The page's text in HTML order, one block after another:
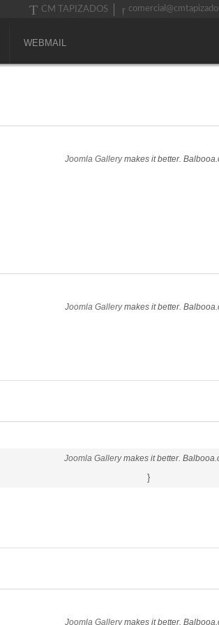
CM TAPIZADOS
WEBMAIL
Joomla Gallerymakes it better.
Joomla Gallerymakes it better.
Joomla Gallerymakes it better.
}
Joomla Gallerymakes it better.